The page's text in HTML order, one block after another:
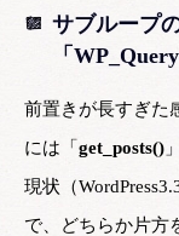
サブループ
「
前置きが長すぎた
には「 get_posts()
現状（
で、どちらか片方